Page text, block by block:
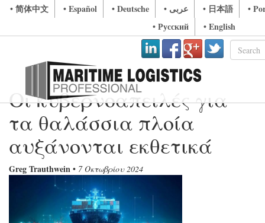
• 简体中文 • Español • Deutsche • عربى • 日本語
•
• Русский
• English
Οι κυβερνοαπειλές για
τα θαλάσσια πλοία
αυξάνονται εκθετικά
Greg Trauthwein • 7 Οκτωβρίου 2024